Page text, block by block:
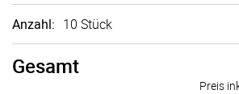
Anzahl: 10 Stück
Gesamt
Preis